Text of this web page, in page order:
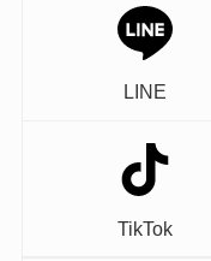
LINE
TikTok